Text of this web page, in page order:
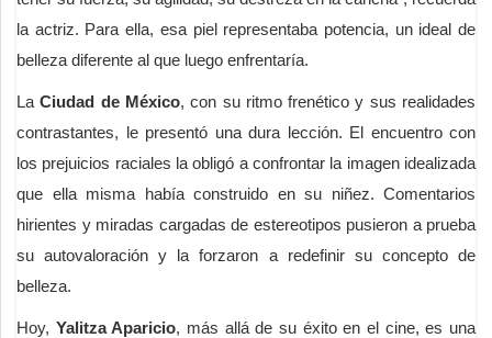
la actriz. Para ella, esa piel representaba potencia, un ideal de
belleza diferente al que luego enfrentaría.
LaCiudad de México, con su ritmo frenético y sus realidades
contrastantes, le presentó una dura lección. El encuentro con
los prejuicios raciales la obligó a confrontar la imagen idealizada
que ella misma había construido en su niñez. Comentarios
hirientes y miradas cargadas de estereotipos pusieron a prueba
su autovaloración y la forzaron a redefinir su concepto de
belleza.
Hoy, Yalitza Aparicio, más allá de su éxito en el cine, es una